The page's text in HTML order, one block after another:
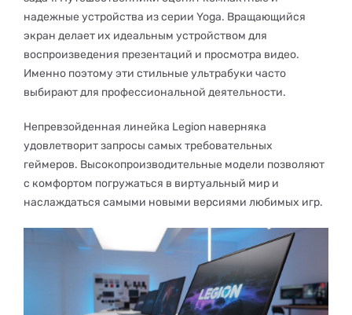
надежные устройства из серии Yoga. Вращающийся
экран делает их идеальным устройством для
воспроизведения презентаций и просмотра видео.
Именно поэтому эти стильные ультрабуки часто
выбирают для профессиональной деятельности.
Непревзойденная линейка Legion наверняка
удовлетворит запросы самых требовательных
геймеров. Высокопроизводительные модели позволяют
с комфортом погружаться в виртуальный мир и
наслаждаться самыми новыми версиями любимых игр.